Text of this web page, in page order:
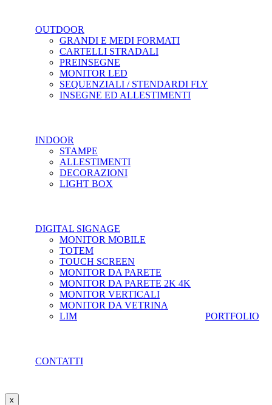
OUTDOOR
GRANDI E MEDI FORMATI
CARTELLI STRADALI
PREINSEGNE
MONITOR LED
SEQUENZIALI / STENDARDI FLY
INSEGNE ED ALLESTIMENTI
INDOOR
STAMPE
ALLESTIMENTI
DECORAZIONI
LIGHT BOX
DIGITAL SIGNAGE
MONITOR MOBILE
TOTEM
TOUCH SCREEN
MONITOR DA PARETE
MONITOR DA PARETE 2K 4K
MONITOR VERTICALI
MONITOR DA VETRINA
LIM
PORTFOLIO
CONTATTI
x